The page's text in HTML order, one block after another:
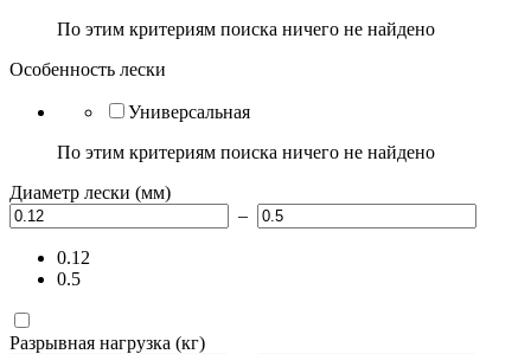
По этим критериям поиска ничего не найдено
Особенность лески
Универсальная
По этим критериям поиска ничего не найдено
Диаметр лески (мм)
–
0.12
0.5
Разрывная нагрузка (кг)